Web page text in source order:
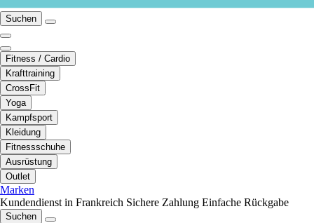
Suchen
Fitness / Cardio
Krafttraining
CrossFit
Yoga
Kampfsport
Kleidung
Fitnessschuhe
Ausrüstung
Outlet
Marken
Kundendienst in Frankreich Sichere Zahlung Einfache Rückgabe
Suchen